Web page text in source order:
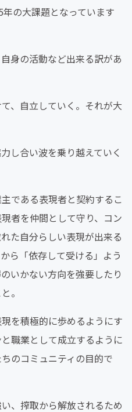
の大課題となっています
身の活動など出来る訳があ
、自立していく。それが大
し合い波を乗り越えていく
である表現者と契約するこ
者を仲間として守り、コン
た自分らしい表現が出来る
ら「依存して受ける」よう
いかない方向を強要したり
。
を積極的に歩めるようにす
職業として成立するように
のコミュニティの目的で
、搾取から解放されるため